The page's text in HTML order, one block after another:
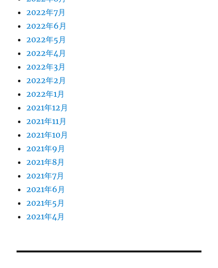
2022年7月
2022年6月
2022年5月
2022年4月
2022年3月
2022年2月
2022年1月
2021年12月
2021年11月
2021年10月
2021年9月
2021年8月
2021年7月
2021年6月
2021年5月
2021年4月